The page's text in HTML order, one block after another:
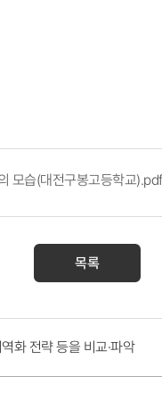
모습(대전구봉고등학교).pdf
목록
화 전략 등을 비교·파악